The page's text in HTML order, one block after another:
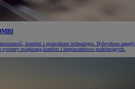
komfort i sprawdzone technologie. Hybrydowe napędy
systemy zwiększają komfort i bezpieczeństwo podróżujących.